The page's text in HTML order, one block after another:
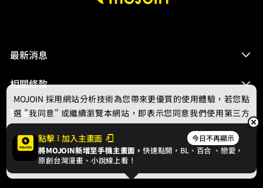
最新消息
相關條款
聯絡我們
© 2024 gamania Digital Entertainment Co., Ltd.
點擊 加入主畫面 今日不再顯示
將MOJOIN新增至手機主畫面，快速點開，BL、 百合 、戀愛，
原創台灣漫畫、小說線上看！
MOJOIN 採用網站分析技術為您帶來更優質的使用體驗，若您點
選 "我同意" 或繼續瀏覽本網站，即表示您同意我們使用第三方
Cookie，欲瞭解更多資訊請見隱私權政策。
我同意